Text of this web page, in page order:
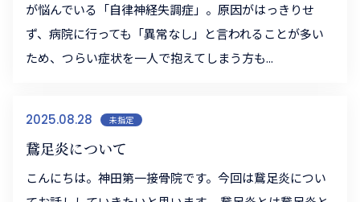
が悩んでいる「自律神経失調症」。原因がはっきりせ
ず、病院に行っても「異常なし」と言われることが多い
ため、つらい症状を一人で抱えてしまう方も...
2025.08.28 未指定
鵞足炎について
こんにちは。神田第一接骨院です。今回は鵞足炎につい